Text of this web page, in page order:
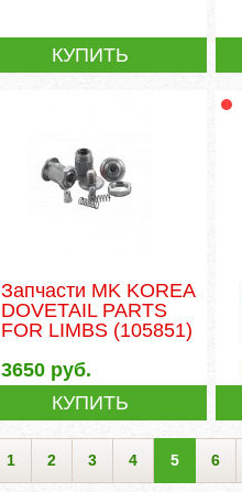
КУПИТЬ
Запчасти MK KOREA
DOVETAIL PARTS
FOR LIMBS (105851)
3650 руб.
КУПИТЬ
1 2 3 4 5 6